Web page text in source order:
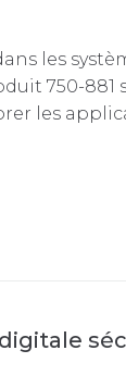
les
750-881
les